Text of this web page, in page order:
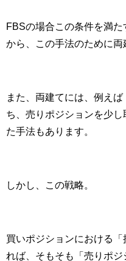
FBSの場合この条件を満た
から、この手法のために両
また、両建てには、例え
ち、売りポジションを少
た手法もあります。
しかし、この戦略。
買いポジションにおける
れば、そもそも「売りポ